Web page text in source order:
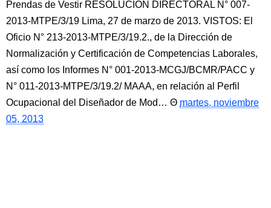
Prendas de Vestir RESOLUCIÓN DIRECTORAL N° 007-
2013-MTPE/3/19 Lima, 27 de marzo de 2013. VISTOS: El
Oficio N° 213-2013-MTPE/3/19.2., de la Dirección de
Normalización y Certificación de Competencias Laborales,
así como los Informes N° 001-2013-MCGJ/BCMR/PACC y
N° 011-2013-MTPE/3/19.2/ MAAA, en relación al Perfil
Ocupacional del Diseñador de Mod…
martes, noviembre
05, 2013